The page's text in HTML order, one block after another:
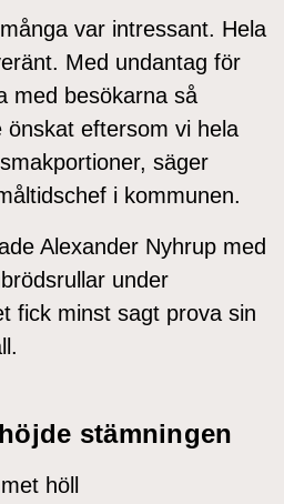
var intressant. Hela
Med undantag för
med besökarna så
önskat eftersom vi hela
säger
i kommunen.
Alexander Nyhrup med
under
fick minst sagt prova sin
stämningen
höll